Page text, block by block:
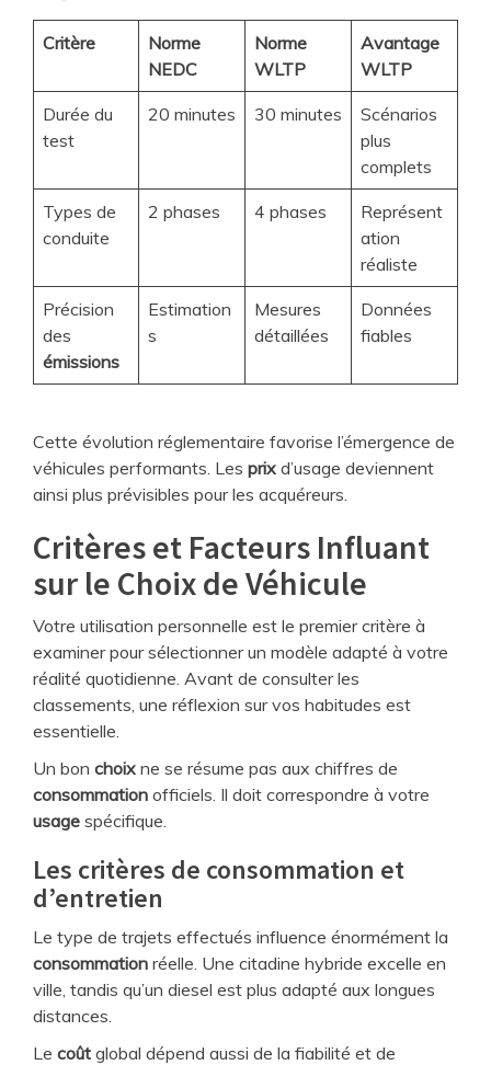
Critère
Norme
NEDC
Norme
WLTP
Avantage
WLTP
Durée du
test
20 minutes 30 minutes
Scénarios
plus
complets
Types de
conduite
2 phases 4 phases
Représent
ation
réaliste
Précision
des
émissions
Estimation
s
Mesures
détaillées
Données
fiables
Cette évolution réglementaire favorise l’émergence de
véhicules performants. Les prix d’usage deviennent
ainsi plus prévisibles pour les acquéreurs.
Critères et Facteurs Influant
sur le Choix de Véhicule
Votre utilisation personnelle est le premier critère à
examiner pour sélectionner un modèle adapté à votre
réalité quotidienne. Avant de consulter les
classements, une réflexion sur vos habitudes est
essentielle.
Un bon choix ne se résume pas aux chiffres de
consommation officiels. Il doit correspondre à votre
usage spécifique.
Les critères de consommation et
d’entretien
Le type de trajets effectués influence énormément la
consommation réelle. Une citadine hybride excelle en
ville, tandis qu’un diesel est plus adapté aux longues
distances.
Le coût global dépend aussi de la fiabilité et de